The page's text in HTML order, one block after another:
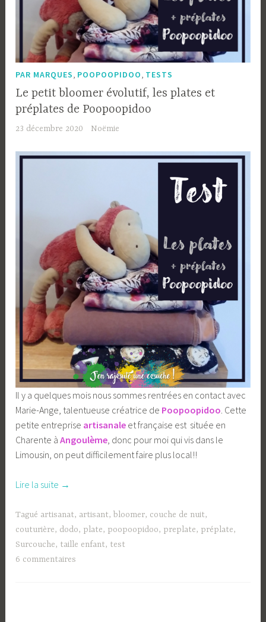
PAR MARQUES POOPOOPIDOO TESTS
Le petit bloomer évolutif, les plates et
préplates de Poopoopidoo
23 décembre 2020 Noëmie
Il y a quelques mois nous sommes rentrées en contact avec
Marie-Ange, talentueuse créatrice de Poopoopidoo . Cette
petite entreprise artisanale et française est située en
Charente àAngoulème , donc pour moi qui vis dans le
Limousin, on peut difficilement faire plus local!!
Lire la suite « Le
bloomer
évolutif,
les
plates
→
Tagué artisanat, artisant, bloomer, couche de nuit,
couturière, dodo, plate, poopoopidoo, preplate, préplate,
Surcouche, taille enfant, test
6 commentaires